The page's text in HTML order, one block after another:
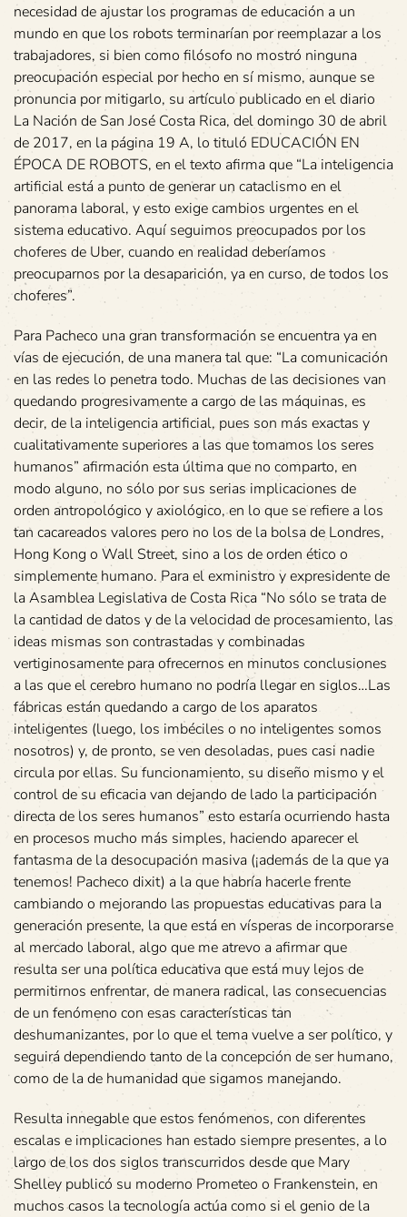
necesidad de ajustar los programas de educación a un
mundo en que los robots terminarían por reemplazar a los
trabajadores, si bien como filósofo no mostró ninguna
preocupación especial por hecho en sí mismo, aunque se
pronuncia por mitigarlo, su artículo publicado en el diario
La Nación de San José Costa Rica, del domingo 30 de abril
de 2017, en la página 19 A, lo tituló EDUCACIÓN EN
ÉPOCA DE ROBOTS, en el texto afirma que “La inteligencia
artificial está a punto de generar un cataclismo en el
panorama laboral, y esto exige cambios urgentes en el
sistema educativo. Aquí seguimos preocupados por los
choferes de Uber, cuando en realidad deberíamos
preocuparnos por la desaparición, ya en curso, de todos los
choferes”.
Para Pacheco una gran transformación se encuentra ya en
vías de ejecución, de una manera tal que: “La comunicación
en las redes lo penetra todo. Muchas de las decisiones van
quedando progresivamente a cargo de las máquinas, es
decir, de la inteligencia artificial, pues son más exactas y
cualitativamente superiores a las que tomamos los seres
humanos” afirmación esta última que no comparto, en
modo alguno, no sólo por sus serias implicaciones de
orden antropológico y axiológico, en lo que se refiere a los
tan cacareados valores pero no los de la bolsa de Londres,
Hong Kong o Wall Street, sino a los de orden ético o
simplemente humano. Para el exministro y expresidente de
la Asamblea Legislativa de Costa Rica “No sólo se trata de
la cantidad de datos y de la velocidad de procesamiento, las
ideas mismas son contrastadas y combinadas
vertiginosamente para ofrecernos en minutos conclusiones
a las que el cerebro humano no podría llegar en siglos…Las
fábricas están quedando a cargo de los aparatos
inteligentes (luego, los imbéciles o no inteligentes somos
nosotros) y, de pronto, se ven desoladas, pues casi nadie
circula por ellas. Su funcionamiento, su diseño mismo y el
control de su eficacia van dejando de lado la participación
directa de los seres humanos” esto estaría ocurriendo hasta
en procesos mucho más simples, haciendo aparecer el
fantasma de la desocupación masiva (¡además de la que ya
tenemos! Pacheco dixit) a la que habría hacerle frente
cambiando o mejorando las propuestas educativas para la
generación presente, la que está en vísperas de incorporarse
al mercado laboral, algo que me atrevo a afirmar que
resulta ser una política educativa que está muy lejos de
permitirnos enfrentar, de manera radical, las consecuencias
de un fenómeno con esas características tan
deshumanizantes, por lo que el tema vuelve a ser político, y
seguirá dependiendo tanto de la concepción de ser humano,
como de la de humanidad que sigamos manejando.
Resulta innegable que estos fenómenos, con diferentes
escalas e implicaciones han estado siempre presentes, a lo
largo de los dos siglos transcurridos desde que Mary
Shelley publicó su moderno Prometeo o Frankenstein, en
muchos casos la tecnología actúa como si el genio de la